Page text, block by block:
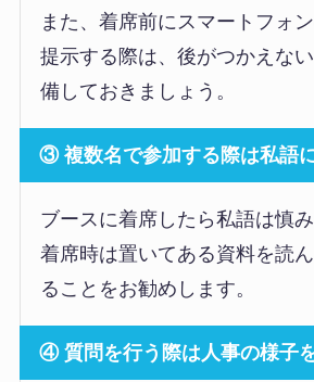
また、着席前にスマートフォ
提示する際は、後がつかえな
備しておきましょう。
③ 複数名で参加する際は私語
ブースに着席したら私語は慎み
着席時は置いてある資料を読
ることをお勧めします。
④ 質問を行う際は人事の様子